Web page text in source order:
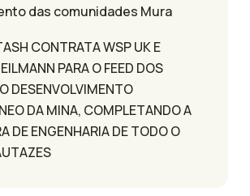
das comunidades Mura
CONTRATA WSP UK E
PARA O FEED DOS
DESENVOLVIMENTO
DA MINA, COMPLETANDO A
DE ENGENHARIA DE TODO O